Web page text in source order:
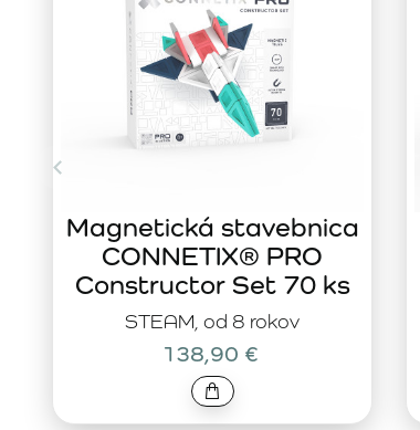
STEAM, od 8 rokov
Magnetická stavebnica
CONNETIX® PRO
Constructor Set 70 ks
138,90 €